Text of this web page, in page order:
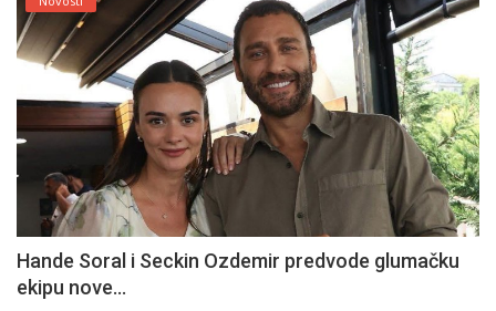
Hande Soral i Seckin Ozdemir predvode glumačku
ekipu nove...